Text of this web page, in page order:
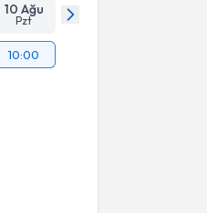
10 Ağu
Pzt
10:00